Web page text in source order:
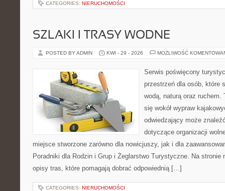
CATEGORIES: NIERUCHOMOŚCI
SZLAKI I TRASY WODNE
POSTED BY ADMIN KWI - 29 - 2026 MOŻLIWOŚĆ
Serwis poświęcony
przestrzeń dla osób, które
wodą, naturą oraz ruchem.
się wokół wypraw
odwiedzający może
dotyczące organizacji
miejsce stworzone zarówno dla nowicjuszy, jak i dla
Poradniki dla Rodzin i Grup i Żeglarstwo Turystyczne. Na stronie
opisy tras, które pomagają dobrać odpowiednią […]
CATEGORIES: NIERUCHOMOŚCI